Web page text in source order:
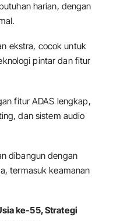
harian, dengan
ekstra, cocok untuk
pintar dan fitur
fitur ADAS lengkap,
dan sistem audio
dibangun dengan
termasuk keamanan
ke-55, Strategi